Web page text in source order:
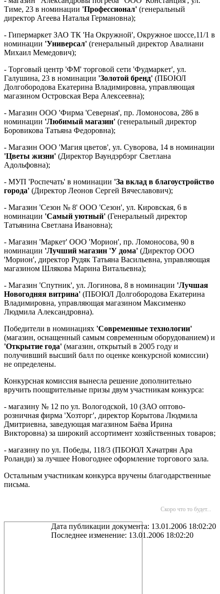
Тиме, 23 в номинации 'Профессионал' (генеральный
директор Агеева Наталья Германовна);
- Гипермаркет ЗАО ТК 'На Окружной', Окружное шоссе,11/1 в
номинации 'Универсал' (генеральный директор Авалиани
Михаил Мемедович);
- Торговый центр 'ФМ' торговой сети 'Фудмаркет', ул.
Галушина, 23 в номинации 'Золотой бренд' (ПБОЮЛ
Долгобородова Екатерина Владимировна, управляющая
магазином Островская Вера Алексеевна);
- Магазин ООО 'Фирма 'Северная', пр. Ломоносова, 286 в
номинации 'Любимый магазин' (генеральный директор
Боровикова Татьяна Федоровна);
- Магазин ООО 'Магия цветов', ул. Суворова, 14 в номинации
'Цветы жизни' (Директор Ваундэрбэрг Светлана
Адольфовна);
- МУП 'Роспечать' в номинации 'За вклад в благоустройство
города' (Директор Леонов Сергей Вячеславович);
- Магазин 'Сезон № 8' ООО 'Сезон', ул. Кировская, 6 в
номинации 'Самый уютный' (Генеральный директор
Татьянина Светлана Ивановна);
- Магазин 'Маркет' ООО 'Морион', пр. Ломоносова, 90 в
номинации 'Лучший магазин 'У дома' (Директор ООО
'Морион', директор Рудяк Татьяна Васильевна, управляющая
магазином Шлякова Марина Витальевна);
- Магазин 'Спутник', ул. Логинова, 8 в номинации 'Лучшая
Новогодняя витрина' (ПБОЮЛ Долгобородова Екатерина
Владимировна, управляющая магазином Максименко
Людмила Александровна).
Победители в номинациях 'Современные технологии'
(магазин, оснащенный самым современным оборудованием) и
'Открытие года' (магазин, открытый в 2005 году и
получивший высший балл по оценке конкурсной комиссии)
не определены.
Конкурсная комиссия вынесла решение дополнительно
вручить поощрительные призы двум участникам конкурса:
- магазину № 12 по ул. Вологодской, 10 (ЗАО оптово-
розничная фирма 'Хозторг', директор Корытова Людмила
Дмитриевна, заведующая магазином Баёва Ирина
Викторовна) за широкий ассортимент хозяйственных товаров;
- магазину по ул. Победы, 118/3 (ПБОЮЛ Хачатрян Ара
Роланди) за лучшее Новогоднее оформление торгового зала.
Остальным участникам конкурса вручены благодарственные
письма.
Скоро что то будет...
Дата публикации документа: 13.01.2006 18:02:20
Последнее изменение: 13.01.2006 18:02:20